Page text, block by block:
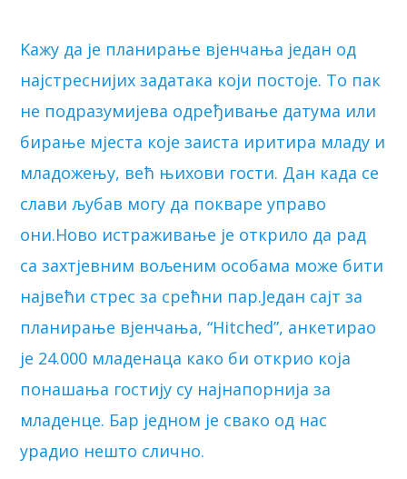
Kажу да је планирање вјенчања један од
најстреснијих задатака који постоје. То пак
не подразумијева одређивање датума или
бирање мјеста које заиста иритира младу и
младожењу, већ њихови гости. Дан када се
слави љубав могу да покваре управо
они.Ново истраживање је открило да рад
са захтјевним вољеним особама може бити
највећи стрес за срећни пар.Један сајт за
планирање вјенчања, “Hitched”, анкетирао
је 24.000 младенаца како би открио која
понашања гостију су најнапорнија за
младенце. Бар једном је свако од нас
урадио нешто слично.